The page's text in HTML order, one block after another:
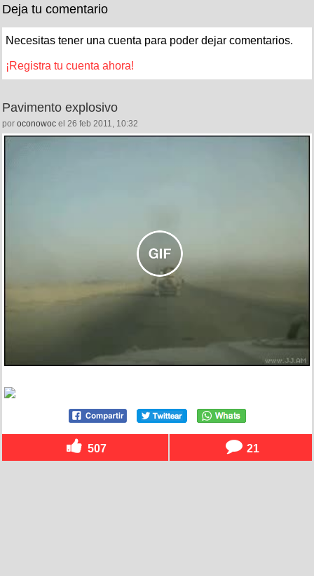
Deja tu comentario
Necesitas tener una cuenta para poder dejar comentarios.
¡Registra tu cuenta ahora!
Pavimento explosivo
por oconowoc el 26 feb 2011, 10:32
507 21